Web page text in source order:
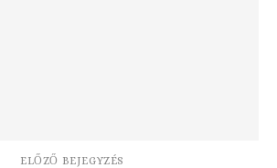
ELŐZŐ BEJEGYZÉS